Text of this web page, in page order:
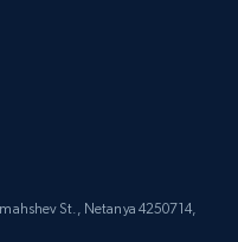
price, Final
Commencer
St., Netanya 4250714,